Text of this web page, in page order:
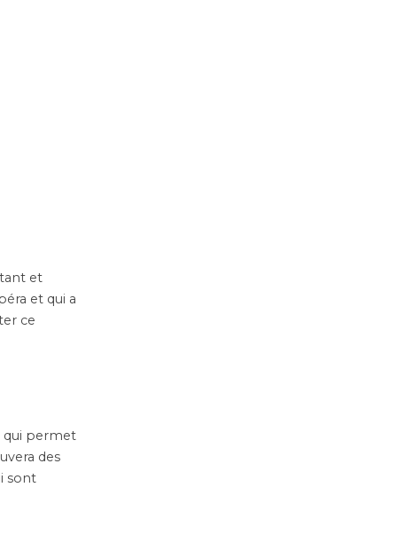
et
et qui a
ce
qui permet
des
sont